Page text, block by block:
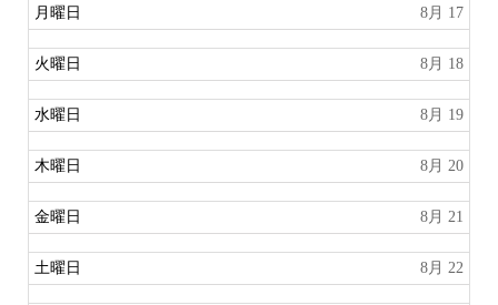
月曜日 8月 17
火曜日 8月 18
水曜日 8月 19
木曜日 8月 20
金曜日 8月 21
土曜日 8月 22